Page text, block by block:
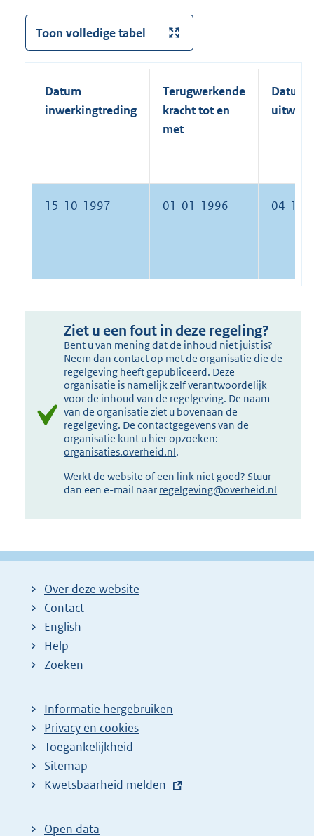
Toon volledige tabel
Datum
inwerkingtreding
Terugwerkende
kracht tot en
met
Datum
15-10-1997 01-01-1996 04-12-
Ziet u een fout in deze regeling?
Bent u van mening dat de inhoud niet juist is?
Neem dan contact op met de organisatie die de
regelgeving heeft gepubliceerd. Deze
organisatie is namelijk zelf verantwoordelijk
voor de inhoud van de regelgeving. De naam
van de organisatie ziet u bovenaan de
regelgeving. De contactgegevens van de
organisatie kunt u hier opzoeken:
organisaties.overheid.nl.
Werkt de website of een link niet goed? Stuur
dan een e-mail naar regelgeving@overheid.nl
Over deze website
Contact
English
Help
Zoeken
Informatie hergebruiken
Privacy en cookies
Toegankelijkheid
Sitemap
E
t
Kwetsbaarheid melden
Open data